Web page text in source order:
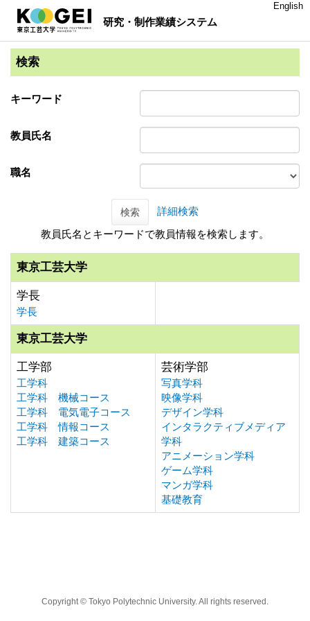
研究・制作業績システム
English
検索
キーワード
教員氏名
職名
検索
詳細検索
教員氏名とキーワードで教員情報を検索します。
東京工芸大学
学長
学長
東京工芸大学
工学部
工学科
工学科 機械コース
工学科 電気電子コース
工学科 情報コース
工学科 建築コース
芸術学部
写真学科
映像学科
デザイン学科
インタラクティブメディア
学科
アニメーション学科
ゲーム学科
マンガ学科
基礎教育
Copyright © Tokyo Polytechnic University. All rights reserved.